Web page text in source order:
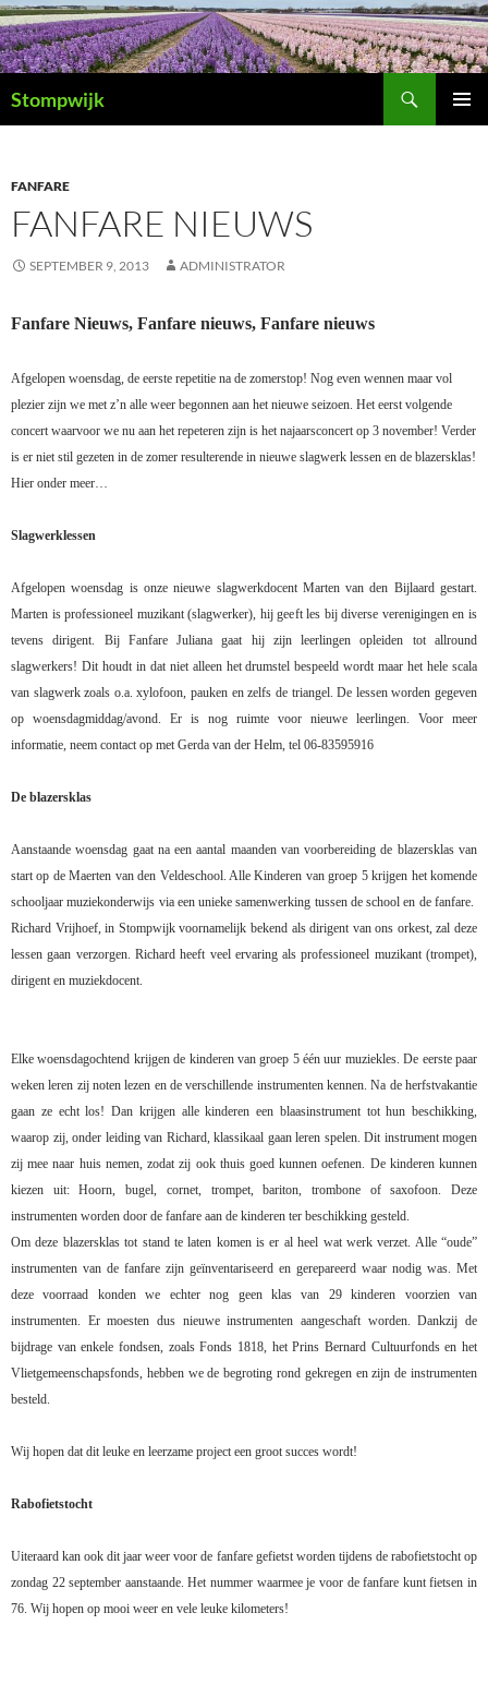
Ga
naar
de
inhoud
Stompwijk
FANFARE
FANFARE NIEUWS
SEPTEMBER 9, 2013 ADMINISTRATOR
Fanfare Nieuws, Fanfare nieuws, Fanfare nieuws
Afgelopen woensdag, de eerste repetitie na de zomerstop! Nog even wennen maar vol
plezier zijn we met z’n alle weer begonnen aan het nieuwe seizoen. Het eerst volgende
concert waarvoor we nu aan het repeteren zijn is het najaarsconcert op 3 november! Verder
is er niet stil gezeten in de zomer resulterende in nieuwe slagwerk lessen en de blazersklas!
Hier onder meer…
Slagwerklessen
Afgelopen woensdag is onze nieuwe slagwerkdocent Marten van den Bijlaard gestart.
Marten is professioneel muzikant (slagwerker), hij geeft les bij diverse verenigingen en is
tevens dirigent. Bij Fanfare Juliana gaat hij zijn leerlingen opleiden tot allround
slagwerkers! Dit houdt in dat niet alleen het drumstel bespeeld wordt maar het hele scala
van slagwerk zoals o.a. xylofoon, pauken en zelfs de triangel. De lessen worden gegeven
op woensdagmiddag/avond. Er is nog ruimte voor nieuwe leerlingen. Voor meer
informatie, neem contact op met Gerda van der Helm, tel 06-83595916
De blazersklas
Aanstaande woensdag gaat na een aantal maanden van voorbereiding de blazersklas van
start op de Maerten van den Veldeschool. Alle Kinderen van groep 5 krijgen het komende
schooljaar muziekonderwijs via een unieke samenwerking tussen de school en de fanfare.
Richard Vrijhoef, in Stompwijk voornamelijk bekend als dirigent van ons orkest, zal deze
lessen gaan verzorgen. Richard heeft veel ervaring als professioneel muzikant (trompet),
dirigent en muziekdocent.
Elke woensdagochtend krijgen de kinderen van groep 5 één uur muziekles. De eerste paar
weken leren zij noten lezen en de verschillende instrumenten kennen. Na de herfstvakantie
gaan ze echt los! Dan krijgen alle kinderen een blaasinstrument tot hun beschikking,
waarop zij, onder leiding van Richard, klassikaal gaan leren spelen. Dit instrument mogen
zij mee naar huis nemen, zodat zij ook thuis goed kunnen oefenen. De kinderen kunnen
kiezen uit: Hoorn, bugel, cornet, trompet, bariton, trombone of saxofoon. Deze
instrumenten worden door de fanfare aan de kinderen ter beschikking gesteld.
Om deze blazersklas tot stand te laten komen is er al heel wat werk verzet. Alle “oude”
instrumenten van de fanfare zijn geïnventariseerd en gerepareerd waar nodig was. Met
deze voorraad konden we echter nog geen klas van 29 kinderen voorzien van
instrumenten. Er moesten dus nieuwe instrumenten aangeschaft worden. Dankzij de
bijdrage van enkele fondsen, zoals Fonds 1818, het Prins Bernard Cultuurfonds en het
Vlietgemeenschapsfonds, hebben we de begroting rond gekregen en zijn de instrumenten
besteld.
Wij hopen dat dit leuke en leerzame project een groot succes wordt!
Rabofietstocht
Uiteraard kan ook dit jaar weer voor de fanfare gefietst worden tijdens de rabofietstocht op
zondag 22 september aanstaande. Het nummer waarmee je voor de fanfare kunt fietsen in
76. Wij hopen op mooi weer en vele leuke kilometers!